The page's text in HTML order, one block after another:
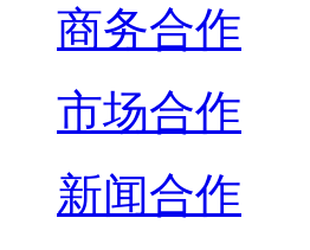
商务合作
市场合作
新闻合作